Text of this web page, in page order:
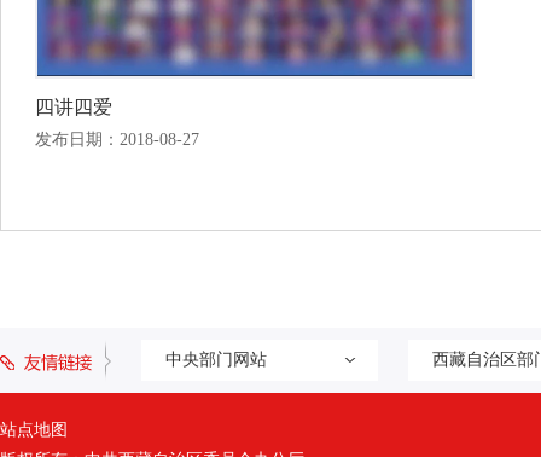
四讲四爱
发布日期：2018-08-27
中央部门网站 西藏自治区部
站点地图